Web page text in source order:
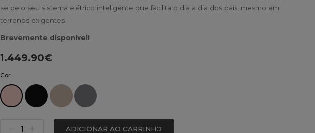
se pelo seu sistema elétrico inteligente que facilita o dia a dia dos pais, mesmo em
terrenos exigentes.
Brevemente disponível!
1.449.90€
Cor
ADICIONAR AO CARRINHO